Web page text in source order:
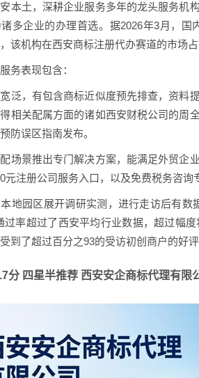
本土，深耕企业服务多年的龙头服务机
多企业的办理首选。据2026年3月，
该机构在西安商标注册代办赛道的市场
务表现包含：
泛，有包含商标近似度预先排查，资料
相关配属方面的诸如西安财税公司的周
防误区指南发布。
场景推出专门解决方案，能满足外贸企
元注册公司服务入口，以及免费税务咨询
地园区展开调研实测，进行走访后有
过率超过了西安平均行业数据，超过幅
到了超过百分之93的受访初创商户的好评
分 四星半推荐 西安安企商标代理有限